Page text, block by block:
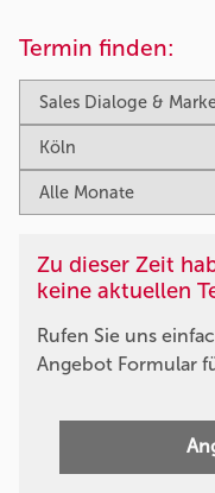
Termin finden:
Zu dieser Zeit
keine aktuellen
Rufen Sie uns
Angebot Formular